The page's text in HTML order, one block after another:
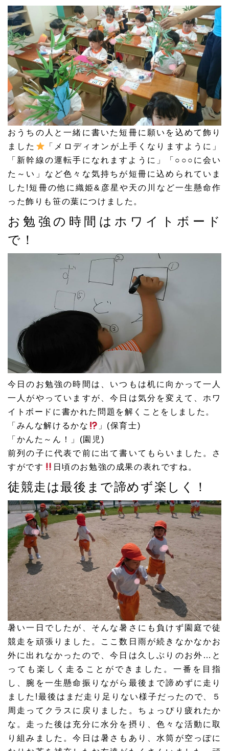
おうちの人と一緒に書いた短冊に願いを込めて飾り
ました
「メロディオンが上手くなりますように」
「新幹線の運転手になれますように」「○○○に会い
た～い」など色々な気持ちが短冊に込められていま
した!短冊の他に織姫&彦星や天の川など一生懸命作
った飾りも笹の葉につけました。
お勉強の時間はホワイトボード
で！
今日のお勉強の時間は、いつもは机に向かって一人
一人がやっていますが、今日は気分を変えて、ホワ
イトボードに書かれた問題を解くことをしました。
「みんな解けるかな
」(保育士)
「かんた～ん！」(園児)
前列の子に代表で前に出て書いてもらいました。さ
すがです
日頃のお勉強の成果の表れですね。
徒競走は最後まで諦めず楽しく！
暑い一日でしたが、そんな暑さにも負けず園庭で徒
競走を頑張りました。ここ数日雨が続きなかなかお
外に出れなかったので、今日は久しぶりのお外…と
っても楽しく走ることができました。一番を目指
し、腕を一生懸命振りながら最後まで諦めずに走り
ました!最後はまだ走り足りない様子だったので、５
周走ってクラスに戻りました。ちょっぴり疲れたか
な。走った後は充分に水分を摂り、色々な活動に取
り組みました。今日は暑さもあり、水筒が空っぽに